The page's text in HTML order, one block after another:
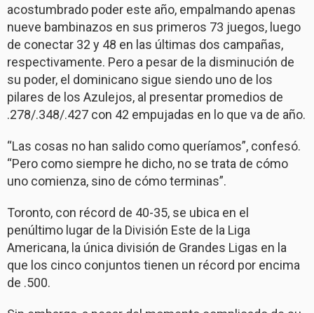
acostumbrado poder este año, empalmando apenas
nueve bambinazos en sus primeros 73 juegos, luego
de conectar 32 y 48 en las últimas dos campañas,
respectivamente. Pero a pesar de la disminución de
su poder, el dominicano sigue siendo uno de los
pilares de los Azulejos, al presentar promedios de
.278/.348/.427 con 42 empujadas en lo que va de año.
“Las cosas no han salido como queríamos”, confesó.
“Pero como siempre he dicho, no se trata de cómo
uno comienza, sino de cómo terminas”.
Toronto, con récord de 40-35, se ubica en el
penúltimo lugar de la División Este de la Liga
Americana, la única división de Grandes Ligas en la
que los cinco conjuntos tienen un récord por encima
de .500.